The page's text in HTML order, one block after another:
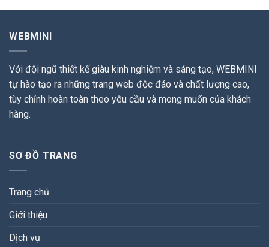
WEBMINI
Với đội ngũ thiết kế giàu kinh nghiệm và sáng tạo, WEBMINI
tự hào tạo ra những trang web độc đáo và chất lượng cao,
tùy chỉnh hoàn toàn theo yêu cầu và mong muốn của khách
hàng.
SƠ ĐỒ TRANG
Trang chủ
Giới thiệu
Dịch vụ